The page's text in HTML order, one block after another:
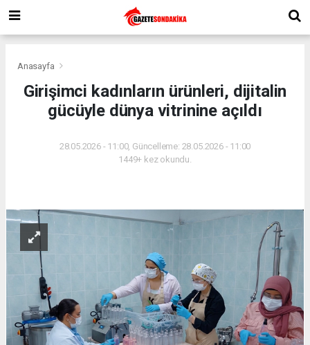
Anasayfa
Girişimci kadınların ürünleri, dijitalin
gücüyle dünya vitrinine açıldı
28.05.2026 - 11:00, Güncelleme: 28.05.2026 - 11:00
1449+ kez okundu.